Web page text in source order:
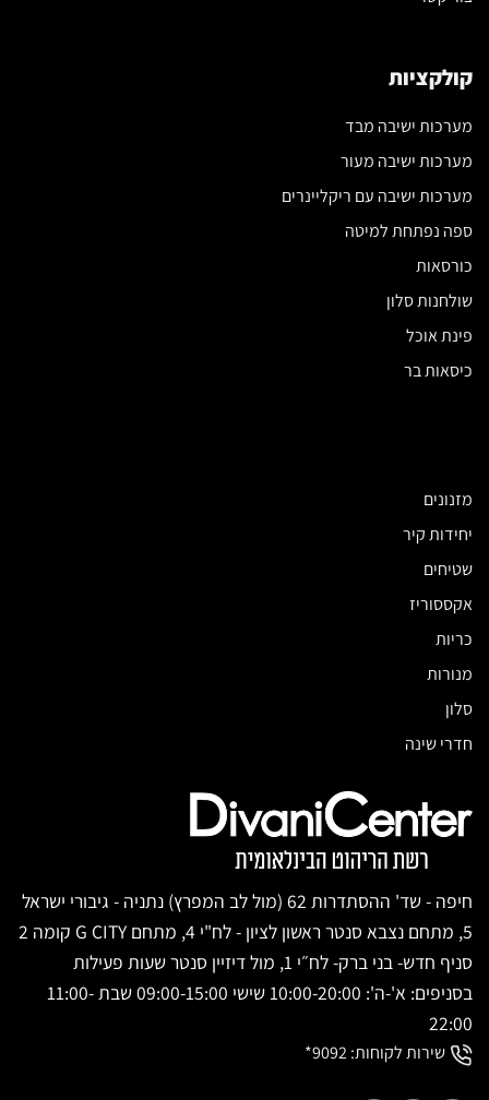
קולקציות
מערכות ישיבה מבד
מערכות ישיבה מעור
מערכות ישיבה עם ריקליינרים
ספה נפתחת למיטה
כורסאות
שולחנות סלון
פינת אוכל
כיסאות בר
מזנונים
יחידות קיר
שטיחים
אקססוריז
כריות
מנורות
סלון
חדרי שינה
חיפה - שד' ההסתדרות 62 (מול לב המפרץ) נתניה - גיבורי ישראל
5, מתחם נצבא סנטר ראשון לציון - לח"י 4, מתחם G CITY קומה 2
סניף חדש- בני ברק- לח״י 1, מול דיזיין סנטר שעות פעילות
בסניפים: א'-ה': 10:00-20:00 שישי 09:00-15:00 שבת 11:00-
22:00
שירות לקוחות:9092*